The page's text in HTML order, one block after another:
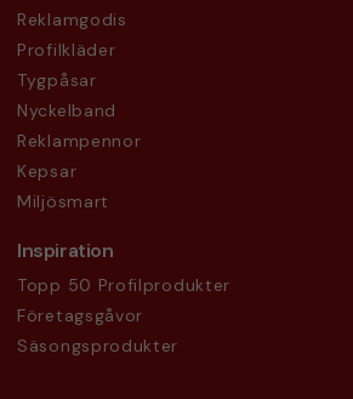
Reklamgodis
Profilkläder
Tygpåsar
Nyckelband
Reklampennor
Kepsar
Miljösmart
Inspiration
Topp 50 Profilprodukter
Företagsgåvor
Säsongsprodukter